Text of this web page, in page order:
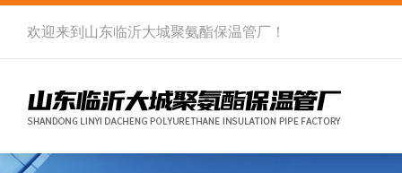
欢迎来到 山东临沂大城聚氨酯保温管厂 ！